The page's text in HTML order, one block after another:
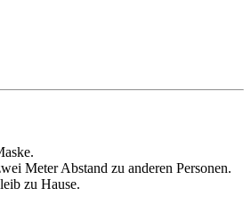
Meter Abstand zu anderen Personen.
zu Hause.